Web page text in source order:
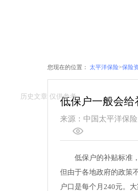
您现在的位置： 太平洋保险>保险
低保户一般会
来源：中国太平洋保
低保户的补贴标准
但由于各地政府的政策
户口是每个月240元。